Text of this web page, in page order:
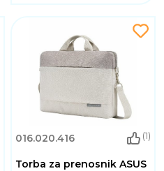
016.020.416 (1)
Torba za prenosnik ASUS